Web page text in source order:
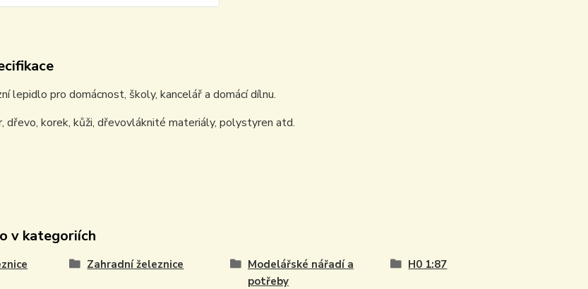
lepidlo pro domácnost, školy, kancelář a domácí dílnu.
dřevo, korek, kůži, dřevovláknité materiály, polystyren atd.
v kategoriích
Zahradní železnice
Modelářské nářadí a
potřeby
H0 1:87